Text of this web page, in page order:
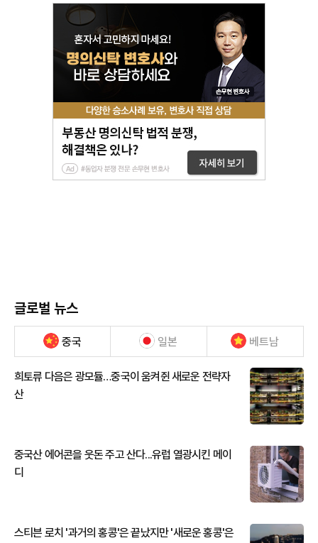
글로벌 뉴스
중국 일본 베트남
희토류 다음은 광모듈…중국이 움켜쥔 새로운 전략자
산
중국산 에어콘을 웃돈 주고 산다...유럽 열광시킨 메이
디
스티븐 로치 '과거의 홍콩'은 끝났지만 '새로운 홍콩'은